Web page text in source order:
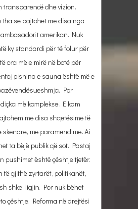
transparencë dhe vizion.
se pajtohet me disa nga
amerikan.”Nuk
ky standardi për të folur për
ora më e mirë në botë për
pishina e sauna është më e
Por
më komplekse. E kam
me disa shqetësime të
skenare, me paramendime. Ai
ta bëjë publik që sot. Pastaj
pushimet është çështje tjetër.
të gjithë zyrtarët, politikanët,
shkel ligjin. Por nuk bëhet
çështje. Reforma në drejtësi